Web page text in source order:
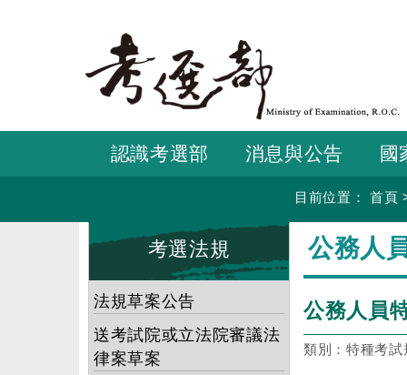
要
容
認識考選部 消息與公告 國
目前位置： 首頁
考選法規
法規草案公告
送考試院或立法院審議法
律案草案
:::
公務人
公務人員
類別：特種考